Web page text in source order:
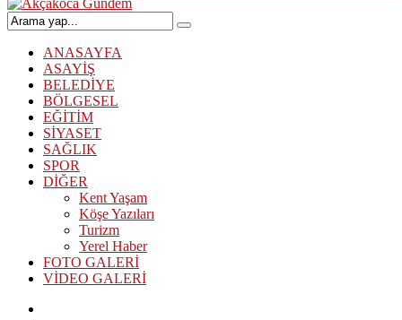
ANASAYFA
ASAYİŞ
BELEDİYE
BÖLGESEL
EĞİTİM
SİYASET
SAĞLIK
SPOR
DİĞER
Kent Yaşam
Köşe Yazıları
Turizm
Yerel Haber
FOTO GALERİ
VİDEO GALERİ